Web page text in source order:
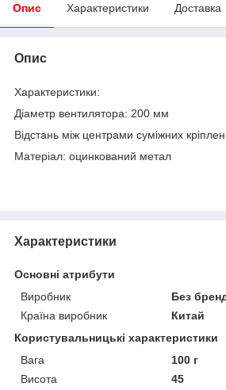
Опис Характеристики Доставка
Опис
Характеристики:
Діаметр вентилятора: 200 мм
Відстань між центрами суміжних
Матеріал: оцинкований метал
Характеристики
Основні атрибути
Виробник
Без
Країна виробник
Китай
Користувальницькі характеристики
Вага
100 г
Висота
45